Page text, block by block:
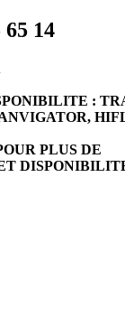
65 14
:
PLUS DE